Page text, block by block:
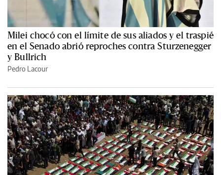
Milei chocó con el límite de sus aliados y el traspié
en el Senado abrió reproches contra Sturzenegger
y Bullrich
Pedro Lacour